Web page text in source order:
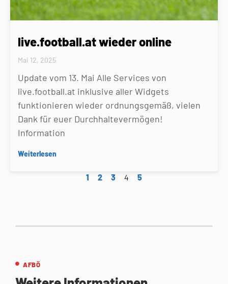
live.football.at wieder online
Mai 12, 2025
Update vom 13. Mai Alle Services von
live.football.at inklusive aller Widgets
funktionieren wieder ordnungsgemäß, vielen
Dank für euer Durchhaltevermögen!
Information
Weiterlesen
1 2 3 4 5
AFBÖ